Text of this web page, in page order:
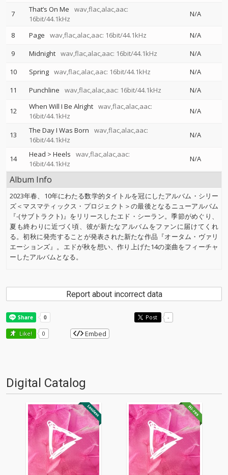
7 That’s On Me
wav,flac,alac,aac:
16bit/44.1kHz
N/A
8 Page wav,flac,alac,aac: 16bit/44.1kHz
N/A
9
Midnight wav,flac,alac,aac: 16bit/44.1kHz
N/A
10
Spring wav,flac,alac,aac: 16bit/44.1kHz
N/A
11
Punchline wav,flac,alac,aac: 16bit/44.1kHz N/A
12 When Will I Be Alright wav,flac,alac,aac:
16bit/44.1kHz
N/A
13 The Day I Was Born
wav,flac,alac,aac:
16bit/44.1kHz
N/A
14 Head > Heels
wav,flac,alac,aac:
16bit/44.1kHz
N/A
Album Info
2023年春、10年にわたる数学的タイトルを冠にしたアルバム・シリー
ズ＜マスマティックス・プロジェクト＞の最後となるニューアルバム
『-(サブトラクト)』をリリースしたエド・シーラン。季節がめぐり、
夏も終わりに近づく頃、彼が新たなアルバムをファンに届けてくれ
る。初秋に発売することが発表された新たな作品『オータム・ヴァリ
エーションズ』。エドが秋を想い、作り上げた14の楽曲をフィーチャ
ーしたアルバムとなる。
Report about incorrect data
Post -
Like! 0 Embed
Digital Catalog